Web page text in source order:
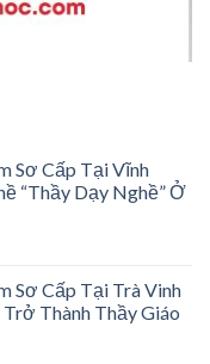
Sơ Cấp Tại Vĩnh
“Thầy Dạy Nghề” Ở
Sơ Cấp Tại Trà Vinh
Thành Thầy Giáo